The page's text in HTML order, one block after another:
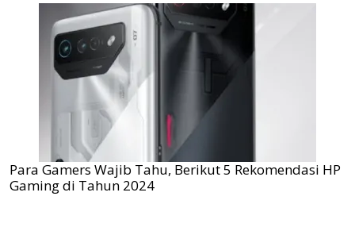
Para Gamers Wajib Tahu, Berikut 5 Rekomendasi HP
Gaming di Tahun 2024